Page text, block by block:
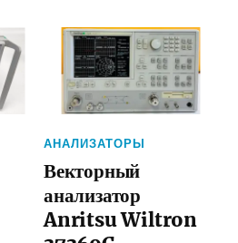
АНАЛИЗАТОРЫ
Векторный
анализатор
Anritsu Wiltron